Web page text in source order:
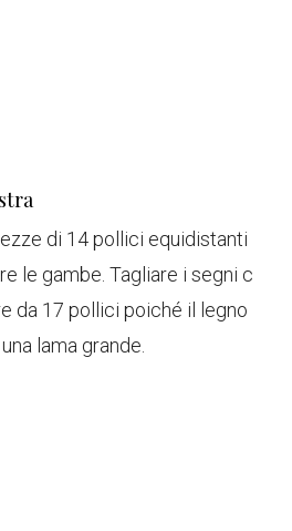
di 14 pollici equidistanti
le gambe. Tagliare i segni c
da 17 pollici poiché il legno
lama grande.